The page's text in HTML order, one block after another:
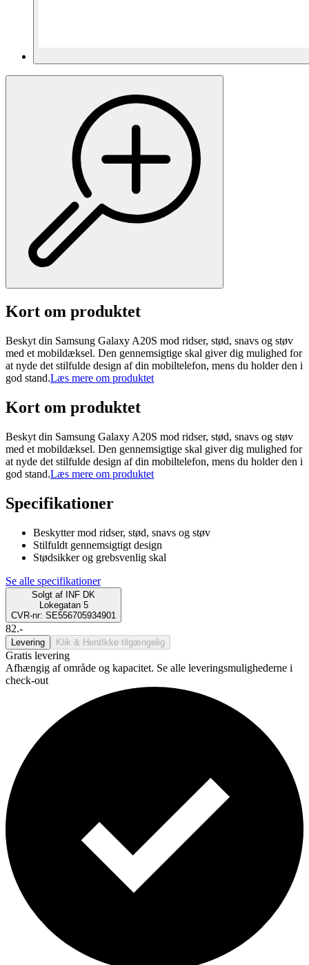
Kort om produktet
Beskyt din Samsung Galaxy A20S mod ridser, stød, snavs og støv
med et mobildæksel. Den gennemsigtige skal giver dig mulighed for
at nyde det stilfulde design af din mobiltelefon, mens du holder den i
god stand.Læs mere om produktet
Kort om produktet
Beskyt din Samsung Galaxy A20S mod ridser, stød, snavs og støv
med et mobildæksel. Den gennemsigtige skal giver dig mulighed for
at nyde det stilfulde design af din mobiltelefon, mens du holder den i
god stand.Læs mere om produktet
Specifikationer
Beskytter mod ridser, stød, snavs og støv
Stilfuldt gennemsigtigt design
Stødsikker og grebsvenlig skal
Se alle specifikationer
Solgt af
INF DK
Lokegatan 5
CVR-nr: SE556705934901
82.-
Levering Klik & Hent Ikke tilgængelig
Gratis levering
Afhængig af område og kapacitet. Se alle leveringsmulighederne i
check-out